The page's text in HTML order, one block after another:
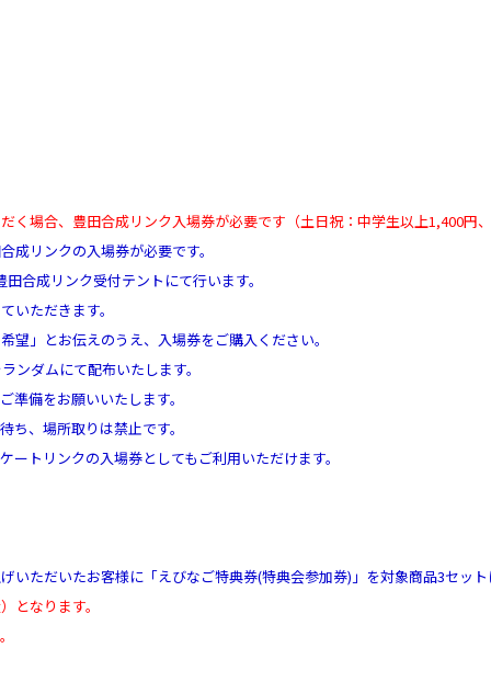
く場合、豊田合成リンク入場券が必要です（土日祝：中学生以上1,400円
成リンクの入場券が必要です。
合成リンク受付テントにて行います。
ただきます。
」とお伝えのうえ、入場券をご購入ください。
ンダムにて配布いたします。
準備をお願いいたします。
ち、場所取りは禁止です。
トリンクの入場券としてもご利用いただけます。
いただいたお客様に「えびなご特典券(特典会参加券)」を対象商品3セッ
となります。